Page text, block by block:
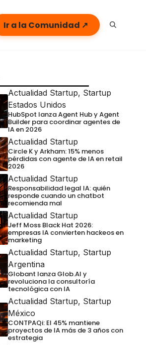
Ir a la Comunidad ↗
Actualidad Startup, Startup
Estados Unidos
HubSpot lanza Agent Hub y Agent
Builder para coordinar agentes de
IA en 2026
Actualidad Startup
Circle K y Arkham: 15% menos
pérdidas con agente de IA en retail
2026
Actualidad Startup
Responsabilidad legal IA: quién
responde cuando un chatbot
recomienda mal
Actualidad Startup
Jeff Moss Black Hat 2026:
empresas IA convierten hackeos en
marketing
Actualidad Startup, Startup
Argentina
Globant lanza Glob.AI y
revoluciona la consultoría
tecnológica con IA
Actualidad Startup, Startup
México
CONTPAQi: El 45% mantiene
proyectos de IA más de 3 años con
estrategia